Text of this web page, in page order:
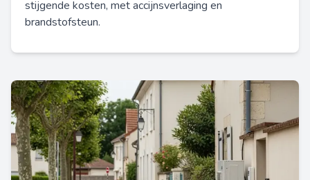
stijgende kosten, met accijnsverlaging en
brandstofsteun.